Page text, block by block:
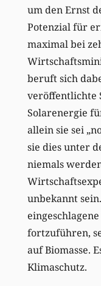
um den Ernst
Potenzial für
maximal bei
beruft sich
veröffentlichte
Solarenergie
allein sie sei
sie dies unter
niemals
unbekannt
fortzuführen,
auf Biomasse.
Klimaschutz.